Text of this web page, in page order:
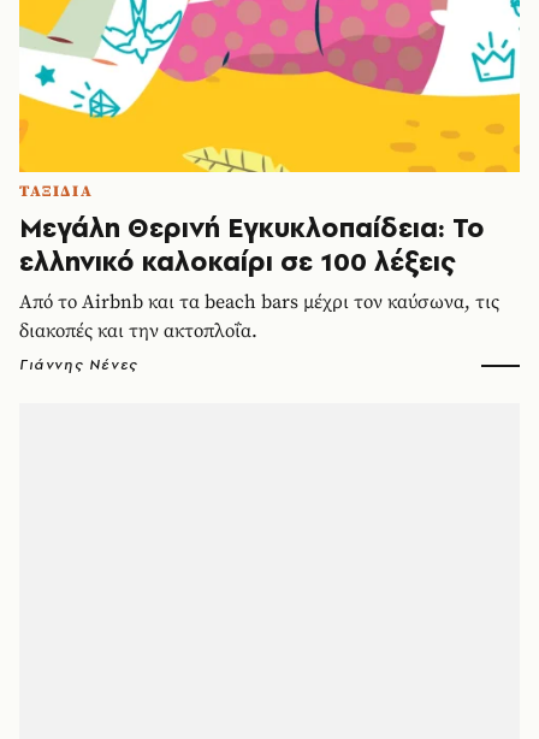
ΤΑΞΙΔΙΑ
Μεγάλη Θερινή Εγκυκλοπαίδεια: Το
ελληνικό καλοκαίρι σε 100 λέξεις
Από το Airbnb και τα beach bars μέχρι τον καύσωνα, τις
διακοπές και την ακτοπλοΐα.
Γιάννης Νένες